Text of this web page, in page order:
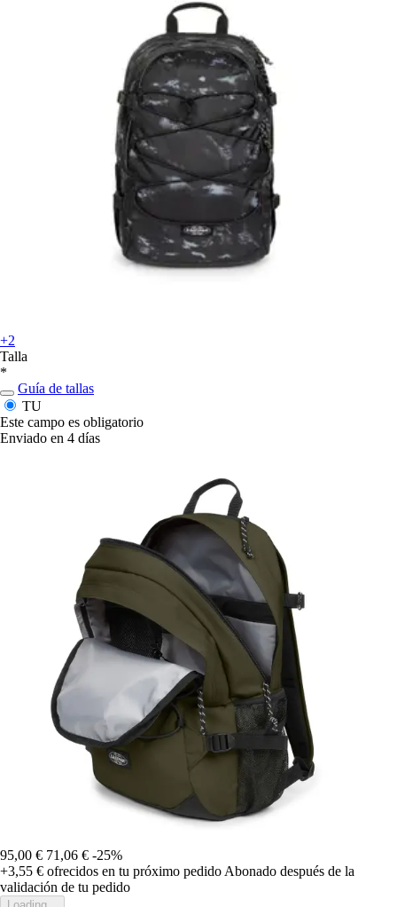
+2
Talla
*
Guía de tallas
TU
Este campo es obligatorio
Enviado en 4 días
95,00 € 71,06 € -25%
+3,55 € ofrecidos en tu próximo pedido Abonado después de la
validación de tu pedido